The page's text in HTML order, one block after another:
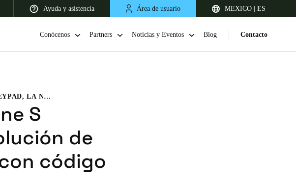
Ayuda y asistencia Área de usuario MEXICO | ES
Asia Pacific
Chile
Conócenos Partners Noticias y Eventos Blog Contacto
PRESENTAMOS XS4 ONE S KEYPAD, LA NUEVA SOLUCIÓN DE ACCESO INTELIGENTE CON CÓDIGO PIN.
S
de
código